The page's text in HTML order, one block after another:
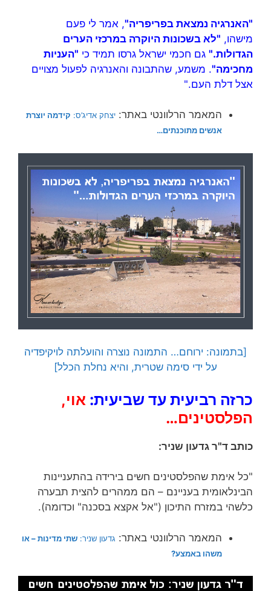
"האנרגיה נמצאת בפריפריה", אמר לי פעם
מישהו, "לא בשכונות היוקרה במרכזי הערים
הגדולות." גם חכמי ישראל גרסו תמיד כי "העניות
מחכימה". משמע, שהתבונה והאנרגיה לפעול מצויים
אצל דלת העם."
המאמר הרלוונטי באתר: יצחק אדיג’ס: קידמה יוצרת
אנשים מתוכנתים…
[בתמונה: ירוחם… התמונה נוצרה והועלתה לויקיפדיה
על ידי סימה שטרית, והיא נחלת הכלל]
כרזה רביעית עד שביעית: אוי,
הפלסטינים…
כותב ד"ר גדעון שניר:
"כל אימת שהפלסטינים חשים בירידה בהתעניינות
הבינלאומית בעניינם – הם ממהרים להצית תבערה
כלשהי במזרח התיכון ("אל אקצא בסכנה" וכדומה).
המאמר הרלוונטי באתר: גדעון שניר: שתי מדינות – או
משהו באמצע?